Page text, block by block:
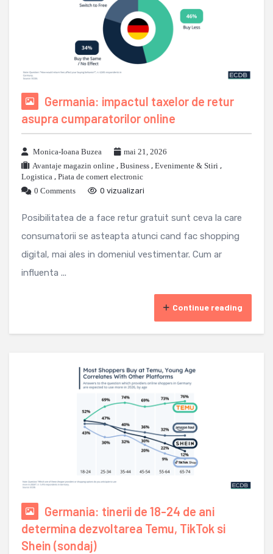
Germania: impactul taxelor de retur
asupra cumparatorilor online
Monica-Ioana Buzea
mai 21, 2026
Avantaje magazin online , Business , Evenimente & Stiri ,
Logistica , Piata de comert electronic
0 Comments
0 vizualizari
Posibilitatea de a face retur gratuit sunt ceva la care
consumatorii se asteapta atunci cand fac shopping
digital, mai ales in domeniul vestimentar. Cum ar
influenta ...
Continue reading
Germania: tinerii de 18-24 de ani
determina dezvoltarea Temu, TikTok si
Shein (sondaj)